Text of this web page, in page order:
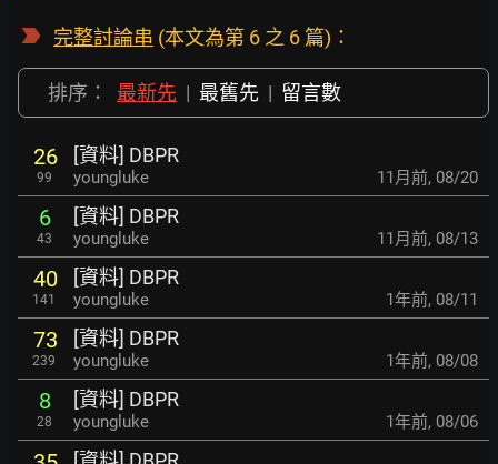
完整討論串 (本文為第 6 之 6 篇)：
排序： 最新先 | 最舊先 | 留言數
26
99
[資料] DBPR
youngluke 11月前, 08/20
6
43
[資料] DBPR
youngluke 11月前, 08/13
40
141
[資料] DBPR
youngluke 1年前, 08/11
73
239
[資料] DBPR
youngluke 1年前, 08/08
8
28
[資料] DBPR
youngluke 1年前, 08/06